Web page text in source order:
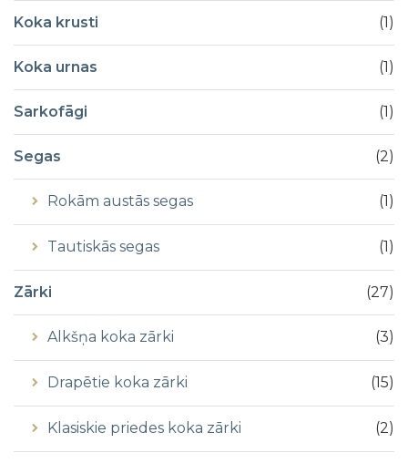
(1)
Koka krusti
(1)
Koka urnas
(1)
Sarkofāgi
(2)
Segas
(1)
Rokām austās segas
(1)
Tautiskās segas
(27)
Zārki
(3)
Alkšņa koka zārki
(15)
Drapētie koka zārki
(2)
Klasiskie priedes koka zārki